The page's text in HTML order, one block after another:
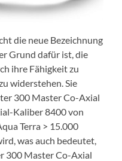
die neue Bezeichnung
Grund dafür ist, die
ihre Fähigkeit zu
widerstehen. Sie
300 Master Co-Axial
Kaliber 8400 von
Terra > 15.000
was auch bedeutet,
300 Master Co-Axial